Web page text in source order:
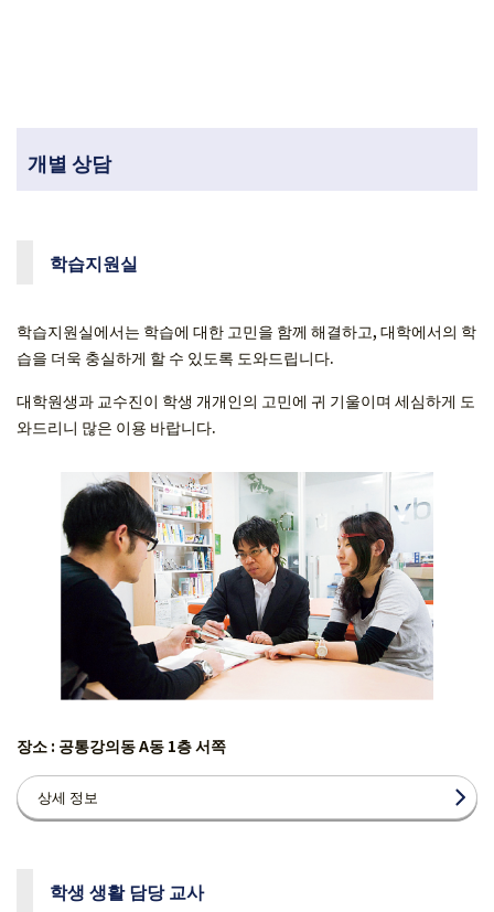
개별 상담
학습지원실
학습지원실에서는 학습에 대한 고민을 함께 해결하고, 대학에서의 학
습을 더욱 충실하게 할 수 있도록 도와드립니다.
대학원생과 교수진이 학생 개개인의 고민에 귀 기울이며 세심하게 도
와드리니 많은 이용 바랍니다.
장소 : 공통강의동 A동 1층 서쪽
상세 정보
학생 생활 담당 교사